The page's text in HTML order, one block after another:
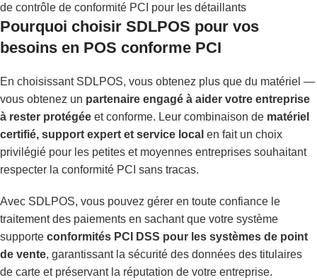
de contrôle de conformité PCI pour les détaillants
Pourquoi choisir SDLPOS pour vos
besoins en POS conforme PCI
En choisissant SDLPOS, vous obtenez plus que du matériel —
vous obtenez un partenaire engagé à aider votre entreprise
à rester protégée et conforme. Leur combinaison de matériel
certifié, support expert et service local en fait un choix
privilégié pour les petites et moyennes entreprises souhaitant
respecter la conformité PCI sans tracas.
Avec SDLPOS, vous pouvez gérer en toute confiance le
traitement des paiements en sachant que votre système
supporte conformités PCI DSS pour les systèmes de point
de vente, garantissant la sécurité des données des titulaires
de carte et préservant la réputation de votre entreprise.